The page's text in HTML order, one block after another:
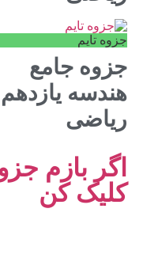
جزوه تایم
جزوه جامع
هندسه یازدهم
ریاضی
اگر بازم
کلیک کن